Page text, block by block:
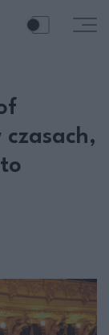
czasach,